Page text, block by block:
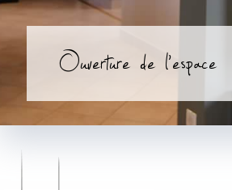
Ouverture de l’espace